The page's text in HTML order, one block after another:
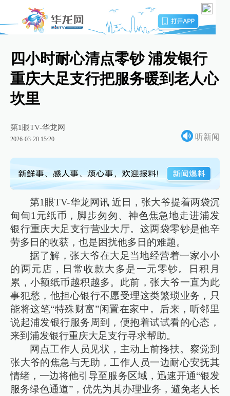
四小时耐心清点零钞 浦发银行
重庆大足支行把服务暖到老人心
坎里
第1眼TV-华龙网
2026-03-20 15:20 听新闻
第1眼TV-华龙网讯 近日，张大爷提着两袋沉
甸甸1元纸币，脚步匆匆、神色焦急地走进浦发
银行重庆大足支行营业大厅。这两袋零钞是他辛
劳多日的收获，也是困扰他多日的难题。
据了解，张大爷在大足当地经营着一家小小
的两元店，日常收款大多是一元零钞。日积月
累，小额纸币越积越多。此前，张大爷一直为此
事犯愁，他担心银行不愿受理这类繁琐业务，只
能将这笔“特殊财富”闲置在家中。后来，听邻里
说起浦发银行服务周到，便抱着试试看的心态，
来到浦发银行重庆大足支行寻求帮助。
网点工作人员见状，主动上前搀扶。察觉到
张大爷的焦急与无助，工作人员一边耐心安抚其
情绪，一边将他引导至服务区域，迅速开通“银发
服务绿色通道”，优先为其办理业务，避免老人长